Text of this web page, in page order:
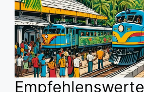
Empfehlenswerte